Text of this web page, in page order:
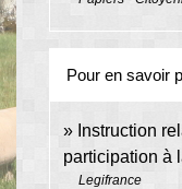
Pour en savoir
Instruction
participation à
Legifrance